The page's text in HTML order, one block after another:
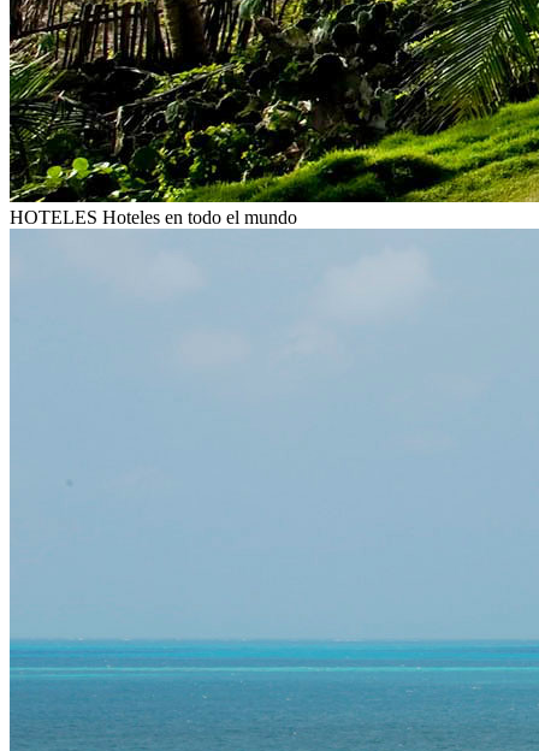
HOTELES Hoteles en todo el mundo